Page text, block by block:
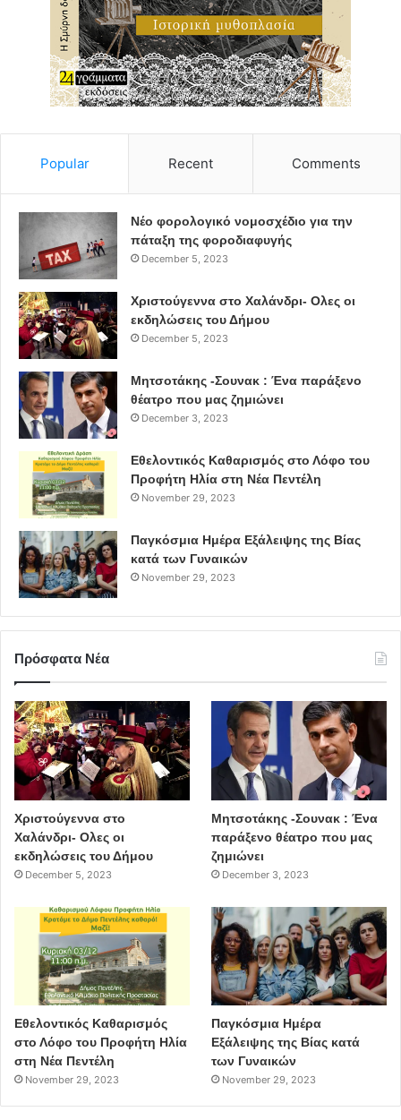
οποίου πέθανε σε ηλικία 25 ετών από τον νέο κορονοϊό,
να ξαναβάζει τους σταυρούς στη θέση τους, φωνάζοντας
“σεβαστείτε τον πόνο μας”.
Πηγή: Lifo.gr
covid-19 Βραζιλία copa cabana
Popular Recent Comments
Νέο φορολογικό νομοσχέδιο για την
πάταξη της φοροδιαφυγής
December 5, 2023
Χριστούγεννα στο Χαλάνδρι- Ολες οι
εκδηλώσεις του Δήμου
December 5, 2023
Μητσοτάκης -Σουνακ : Ένα παράξενο
θέατρο που μας ζημιώνει
December 3, 2023
Εθελοντικός Καθαρισμός στο Λόφο του
Προφήτη Ηλία στη Νέα Πεντέλη
November 29, 2023
Παγκόσμια Ημέρα Εξάλειψης της Βίας
κατά των Γυναικών
November 29, 2023
Πρόσφατα Νέα
Χριστούγεννα στο
Χαλάνδρι- Ολες οι
εκδηλώσεις του Δήμου
December 5, 2023
Μητσοτάκης -Σουνακ : Ένα
παράξενο θέατρο που μας
ζημιώνει
December 3, 2023
Εθελοντικός Καθαρισμός
στο Λόφο του Προφήτη Ηλία
στη Νέα Πεντέλη
November 29, 2023
Παγκόσμια Ημέρα
Εξάλειψης της Βίας κατά
των Γυναικών
November 29, 2023